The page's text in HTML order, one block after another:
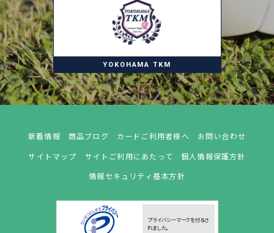
YOKOHAMA TKM
新着情報 商品ブログ カードご利用者様へ
お問い合わせ
サイトマップ
サイトご利用にあたって
個人情報保護方針
情報セキュリティ基本方針
プライバシーマークを付与さ
れました。